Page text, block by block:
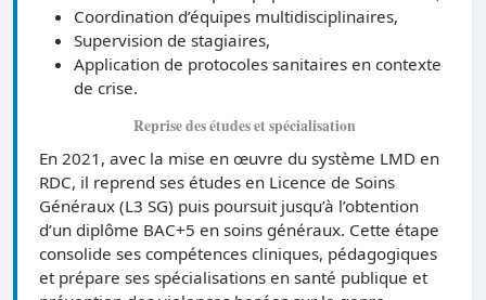
Coordination d’équipes multidisciplinaires,
Supervision de stagiaires,
Application de protocoles sanitaires en contexte
de crise.
Reprise des études et spécialisation
En 2021, avec la mise en œuvre du système LMD en
RDC, il reprend ses études en Licence de Soins
Généraux (L3 SG) puis poursuit jusqu’à l’obtention
d’un diplôme BAC+5 en soins généraux. Cette étape
consolide ses compétences cliniques, pédagogiques
et prépare ses spécialisations en santé publique et